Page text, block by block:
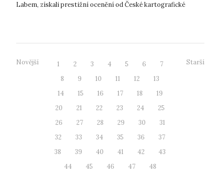
Labem, získali prestižní ocenění od České kartografické
Novější 1 2 3 4 5 6
7
8
9 10 11 12
13
14
15 16 17 18
19
20
21 22 23 24
25
26
27 28 29 30
31
32
33 34 35 36
37
38
39 40 41 42
43
44
45 46 47
48
Starší